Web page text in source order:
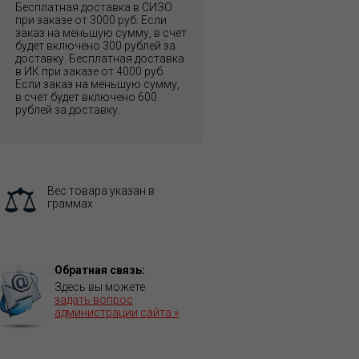
Бесплатная доставка в СИЗО
при заказе от 3000 руб. Если
заказ на меньшую сумму, в счет
будет включено 300 рублей за
доставку. Бесплатная доставка
в ИК при заказе от 4000 руб.
Если заказ на меньшую сумму,
в счет будет включено 600
рублей за доставку.
Вес товара указан в
граммах
Обратная связь:
Здесь вы можете
задать вопрос
администрации сайта »